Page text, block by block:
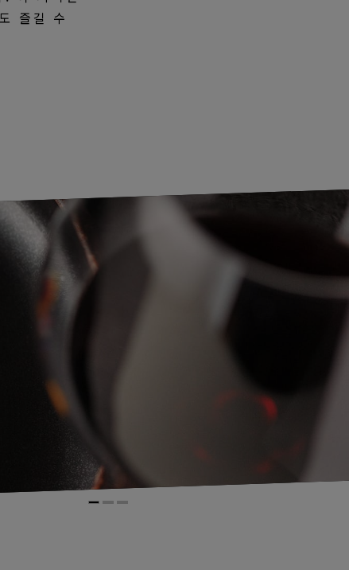
즐길 수